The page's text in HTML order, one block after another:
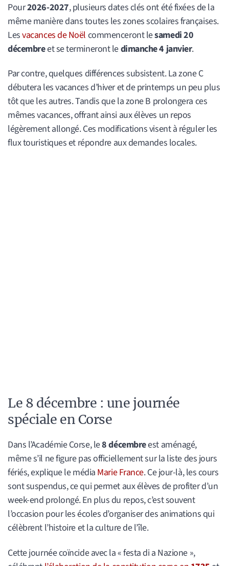
Pour2026-2027, plusieurs dates clés ont été fixées de la
même manière dans toutes les zones scolaires françaises.
Lesvacances de Noël commenceront lesamedi 20
décembreet se termineront ledimanche 4 janvier.
Par contre, quelques différences subsistent. La zone C
débutera les vacances d’hiver et de printemps un peu plus
tôt que les autres. Tandis que la zone B prolongera ces
mêmes vacances, offrant ainsi aux élèves un repos
légèrement allongé. Ces modifications visent à réguler les
flux touristiques et répondre aux demandes locales.
Le 8 décembre : une journée
spéciale en Corse
Dans l’Académie Corse, le8 décembreest aménagé,
même s’il ne figure pas officiellement sur la liste des jours
fériés, explique le média Marie France. Ce jour-là, les cours
sont suspendus, ce qui permet aux élèves de profiter d’un
week-end prolongé. En plus du repos, c’est souvent
l’occasion pour les écoles d’organiser des animations qui
célèbrent l’histoire et la culture de l’île.
Cette journée coïncide avec la « festa di a Nazione »,